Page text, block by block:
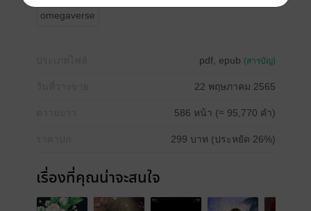
omegaverse
pdf, epub (สารบัญ)
22 พฤษภาคม 2565
586 หน้า (≈ 95,770 คำ)
299 บาท (ประหยัด 26%)
เรื่องที่คุณน่าจะสนใจ